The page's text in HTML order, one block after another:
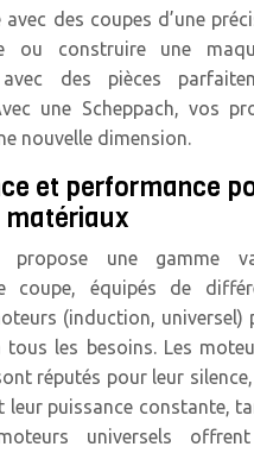
avec des coupes d’une
ou construire une
avec des pièces
une Scheppach, vos
nouvelle dimension.
et performance
propose une gamme
coupe, équipés de
(induction, universel)
tous les besoins. Les
réputés pour leur
leur puissance constante,
universels